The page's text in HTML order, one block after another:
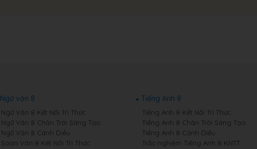
Ngữ văn 8
Ngữ Văn 8 Kết Nối Tri Thức
Ngữ Văn 8 Chân Trời Sáng Tạo
Ngữ Văn 8 Cánh Diều
Soạn Văn 8 Kết Nối Tri Thức
Tiếng Anh 8
Tiếng Anh 8 Kết Nối Tri Thức
Tiếng Anh 8 Chân Trời Sáng Tạo
Tiếng Anh 8 Cánh Diều
Trắc nghiệm Tiếng Anh 8 KNTT